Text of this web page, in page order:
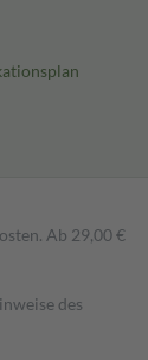
Ab 29,00 €
des